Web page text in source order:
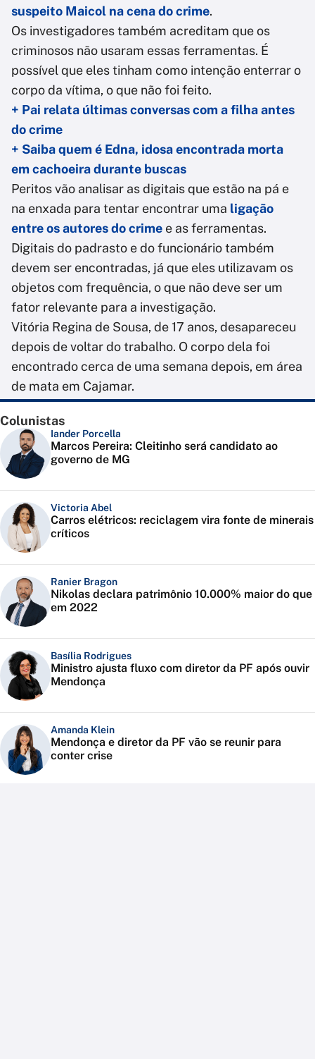
suspeito Maicol na cena do crime.
Os investigadores também acreditam que os
criminosos não usaram essas ferramentas. É
possível que eles tinham como intenção enterrar o
corpo da vítima, o que não foi feito.
+ Pai relata últimas conversas com a filha antes
do crime
+ Saiba quem é Edna, idosa encontrada morta
em cachoeira durante buscas
Peritos vão analisar as digitais que estão na pá e
na enxada para tentar encontrar uma ligação
entre os autores do crime e as ferramentas.
Digitais do padrasto e do funcionário também
devem ser encontradas, já que eles utilizavam os
objetos com frequência, o que não deve ser um
fator relevante para a investigação.
Vitória Regina de Sousa, de 17 anos, desapareceu
depois de voltar do trabalho. O corpo dela foi
encontrado cerca de uma semana depois, em área
de mata em Cajamar.
Colunistas
Iander Porcella
Marcos Pereira: Cleitinho será candidato ao
governo de MG
Victoria Abel
Carros elétricos: reciclagem vira fonte de minerais
críticos
Ranier Bragon
Nikolas declara patrimônio 10.000% maior do que
em 2022
Basília Rodrigues
Ministro ajusta fluxo com diretor da PF após ouvir
Mendonça
Amanda Klein
Mendonça e diretor da PF vão se reunir para
conter crise